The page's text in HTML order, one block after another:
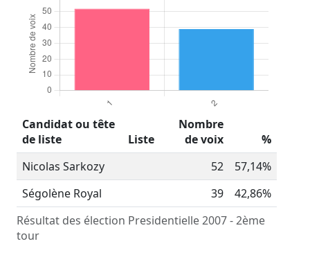
Résultat des élection Presidentielle 2007 - 2ème
tour
Candidat ou tête
de liste
Liste
Nombre
de voix
%
Nicolas Sarkozy
52
57,14%
Ségolène Royal
39 42,86%